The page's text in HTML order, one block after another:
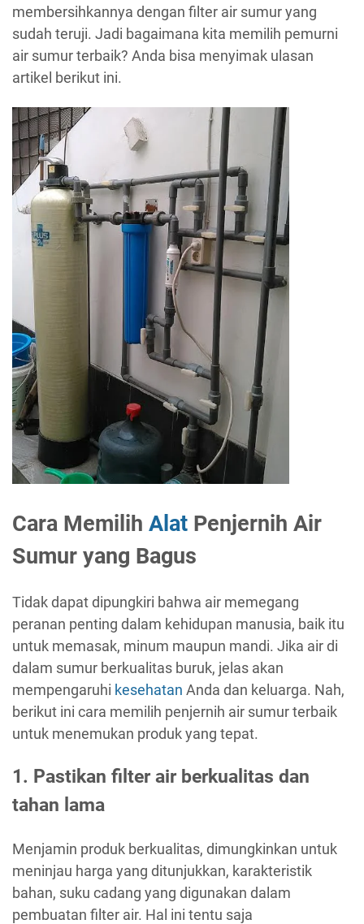
membersihkannya dengan filter air sumur yang
sudah teruji. Jadi bagaimana kita memilih pemurni
air sumur terbaik? Anda bisa menyimak ulasan
artikel berikut ini.
Cara Memilih Alat Penjernih Air
Sumur yang Bagus
Tidak dapat dipungkiri bahwa air memegang
peranan penting dalam kehidupan manusia, baik itu
untuk memasak, minum maupun mandi. Jika air di
dalam sumur berkualitas buruk, jelas akan
mempengaruhi kesehatan Anda dan keluarga. Nah,
berikut ini cara memilih penjernih air sumur terbaik
untuk menemukan produk yang tepat.
1. Pastikan filter air berkualitas dan
tahan lama
Menjamin produk berkualitas, dimungkinkan untuk
meninjau harga yang ditunjukkan, karakteristik
bahan, suku cadang yang digunakan dalam
pembuatan filter air. Hal ini tentu saja